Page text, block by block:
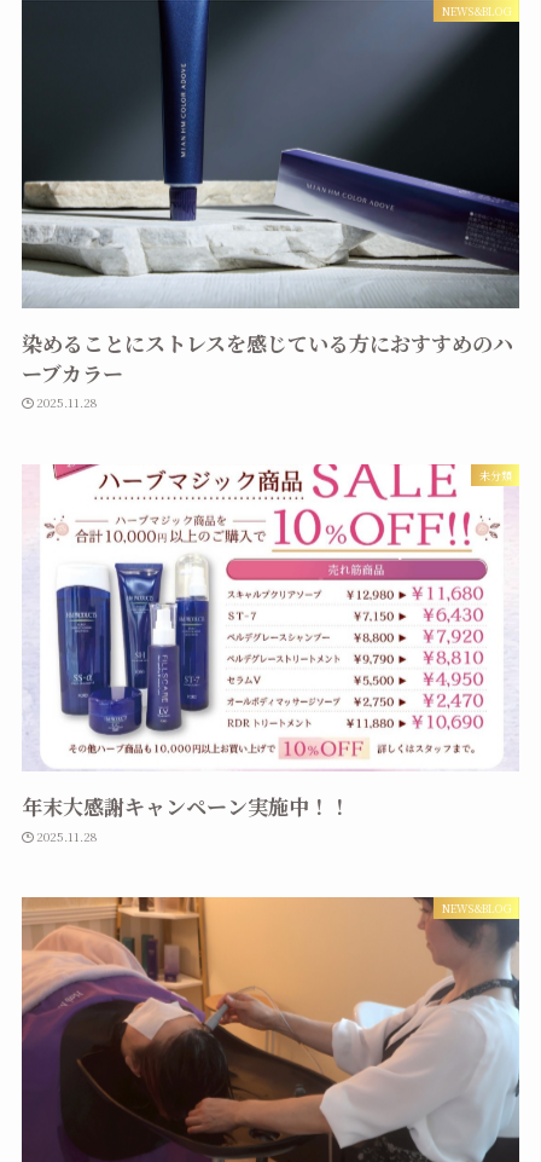
NEWS&BLOG
染めることにストレスを感じている方におすすめのハ
ーブカラー
2025.11.28
未分類
年末大感謝キャンペーン実施中！！
2025.11.28
NEWS&BLOG